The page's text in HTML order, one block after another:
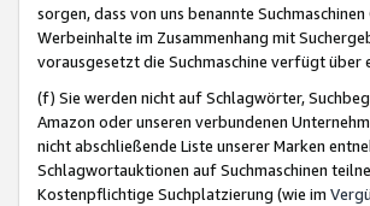
sorgen, dass von uns benannte
Werbeinhalte im Zusammenhang mit
vorausgesetzt die Suchmaschine verfügt über
(f) Sie werden nicht auf Schlagwörter,
Amazon oder unseren verbundenen
nicht abschließende Liste unserer Marken
Schlagwortauktionen auf Suchmaschinen
Kostenpflichtige Suchplatzierung (wie im